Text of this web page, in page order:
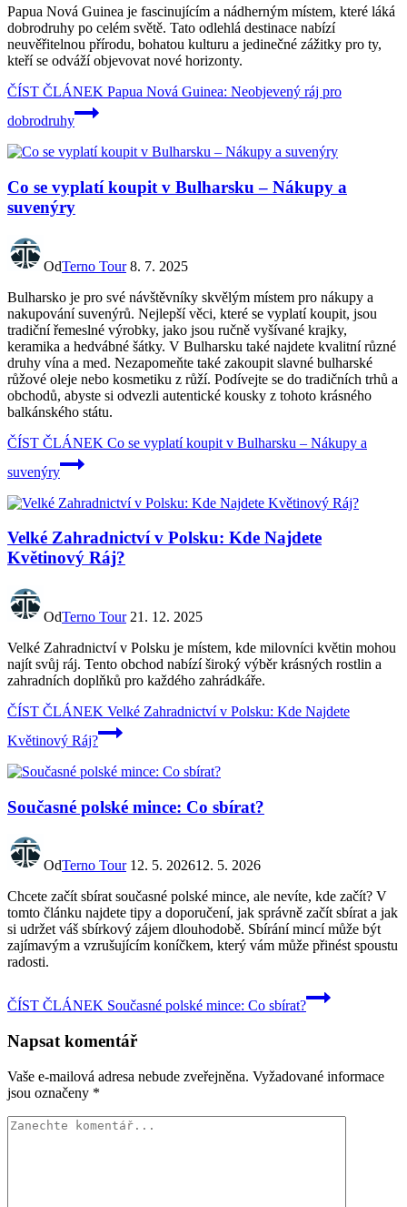
Papua Nová Guinea je fascinujícím a nádherným místem, které láká
dobrodruhy po celém světě. Tato odlehlá destinace nabízí
neuvěřitelnou přírodu, bohatou kulturu a jedinečné zážitky pro ty,
kteří se odváží objevovat nové horizonty.
ČÍST ČLÁNEK Papua Nová Guinea: Neobjevený ráj pro
dobrodruhy
Co se vyplatí koupit v Bulharsku – Nákupy a
suvenýry
OdTerno Tour 8. 7. 2025
Bulharsko je pro své návštěvníky skvělým místem pro nákupy a
nakupování suvenýrů. Nejlepší věci, které se vyplatí koupit, jsou
tradiční řemeslné výrobky, jako jsou ručně vyšívané krajky,
keramika a hedvábné šátky. V Bulharsku také najdete kvalitní různé
druhy vína a med. Nezapomeňte také zakoupit slavné bulharské
růžové oleje nebo kosmetiku z růží. Podívejte se do tradičních trhů a
obchodů, abyste si odvezli autentické kousky z tohoto krásného
balkánského státu.
ČÍST ČLÁNEK Co se vyplatí koupit v Bulharsku – Nákupy a
suvenýry
Velké Zahradnictví v Polsku: Kde Najdete
Květinový Ráj?
OdTerno Tour 21. 12. 2025
Velké Zahradnictví v Polsku je místem, kde milovníci květin mohou
najít svůj ráj. Tento obchod nabízí široký výběr krásných rostlin a
zahradních doplňků pro každého zahrádkáře.
ČÍST ČLÁNEK Velké Zahradnictví v Polsku: Kde Najdete
Květinový Ráj?
Současné polské mince: Co sbírat?
OdTerno Tour 12. 5. 202612. 5. 2026
Chcete začít sbírat současné polské mince, ale nevíte, kde začít? V
tomto článku najdete tipy a doporučení, jak správně začít sbírat a jak
si udržet váš sbírkový zájem dlouhodobě. Sbírání mincí může být
zajímavým a vzrušujícím koníčkem, který vám může přinést spoustu
radosti.
ČÍST ČLÁNEK Současné polské mince: Co sbírat?
Napsat komentář
Vaše e-mailová adresa nebude zveřejněna. Vyžadované informace
jsou označeny *